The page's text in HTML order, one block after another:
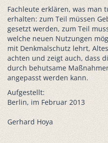
Fachleute erklären, was man
erhalten: zum Teil müssen
gesetzt werden, zum Teil
welche neuen Nutzungen
mit Denkmalschutz lehrt,
achten und zeigt auch, dass
durch behutsame
angepasst werden kann.
Aufgestellt:
Berlin, im Februar 2013
Gerhard Hoya